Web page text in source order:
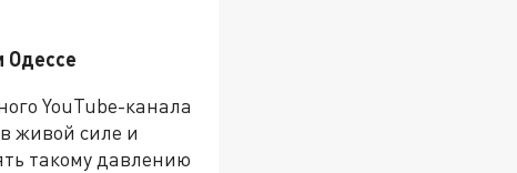
Одессе
YouTube-канала
живой силе и
такому давлению